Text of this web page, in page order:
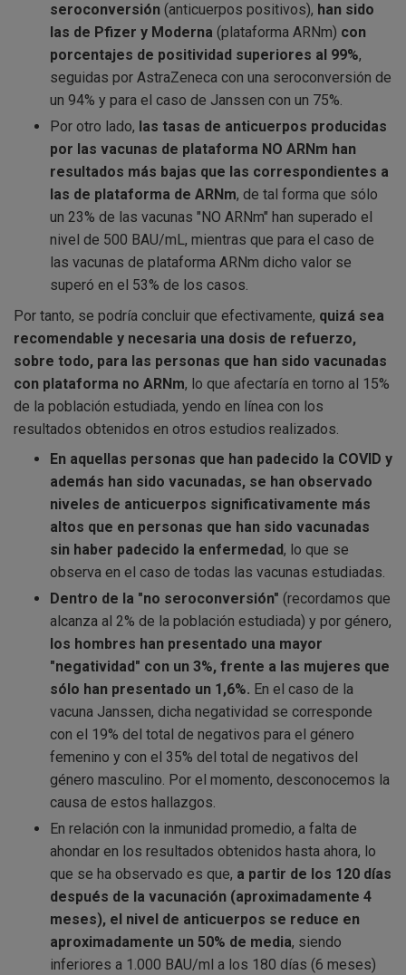
seroconversión (anticuerpos positivos), han sido
las de Pfizer y Moderna (plataforma ARNm) con
porcentajes de positividad superiores al 99%,
seguidas por AstraZeneca con una seroconversión de
un 94% y para el caso de Janssen con un 75%.
Por otro lado, las tasas de anticuerpos producidas
por las vacunas de plataforma NO ARNm han
resultados más bajas que las correspondientes a
las de plataforma de ARNm, de tal forma que sólo
un 23% de las vacunas "NO ARNm" han superado el
nivel de 500 BAU/mL, mientras que para el caso de
las vacunas de plataforma ARNm dicho valor se
superó en el 53% de los casos.
Por tanto, se podría concluir que efectivamente, quizá sea
recomendable y necesaria una dosis de refuerzo,
sobre todo, para las personas que han sido vacunadas
con plataforma no ARNm, lo que afectaría en torno al 15%
de la población estudiada, yendo en línea con los
resultados obtenidos en otros estudios realizados.
En aquellas personas que han padecido la COVID y
además han sido vacunadas, se han observado
niveles de anticuerpos significativamente más
altos que en personas que han sido vacunadas
sin haber padecido la enfermedad, lo que se
observa en el caso de todas las vacunas estudiadas.
Dentro de la "no seroconversión" (recordamos que
alcanza al 2% de la población estudiada) y por género,
los hombres han presentado una mayor
"negatividad" con un 3%, frente a las mujeres que
sólo han presentado un 1,6%. En el caso de la
vacuna Janssen, dicha negatividad se corresponde
con el 19% del total de negativos para el género
femenino y con el 35% del total de negativos del
género masculino. Por el momento, desconocemos la
causa de estos hallazgos.
En relación con la inmunidad promedio, a falta de
ahondar en los resultados obtenidos hasta ahora, lo
que se ha observado es que, a partir de los 120 días
después de la vacunación (aproximadamente 4
meses), el nivel de anticuerpos se reduce en
aproximadamente un 50% de media, siendo
inferiores a 1.000 BAU/ml a los 180 días (6 meses)